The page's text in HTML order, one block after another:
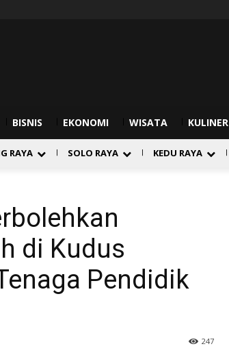
BISNIS EKONOMI WISATA KULINER
RAYA SOLO RAYA KEDU RAYA
di Kudus
Pendidik
247